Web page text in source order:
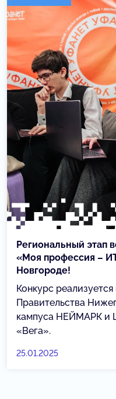
Региональный этап
«Моя профессия –
Новгороде!
Конкурс
Правительства
кампуса НЕЙМАРК и
«Вега».
25.01.2025